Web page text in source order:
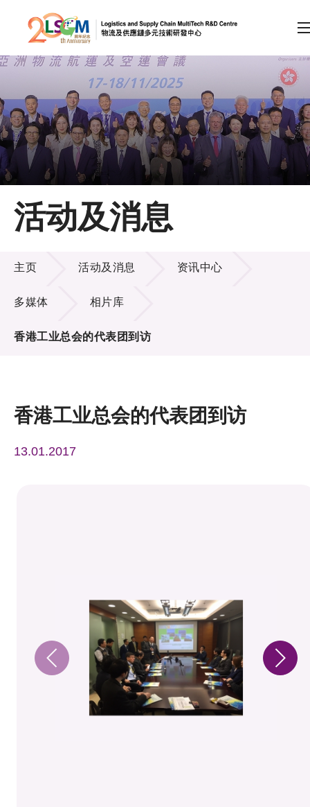
跳到内容（按回车键）
会员登录
A A EN 繁 简
主页
关于LSCM
技术商品化
项目及资助计划
活动及消息
活动及消息
主页 活动及消息 资讯中心
多媒体 相片库
香港工业总会的代表团到访
香港工业总会的代表团到访
13.01.2017